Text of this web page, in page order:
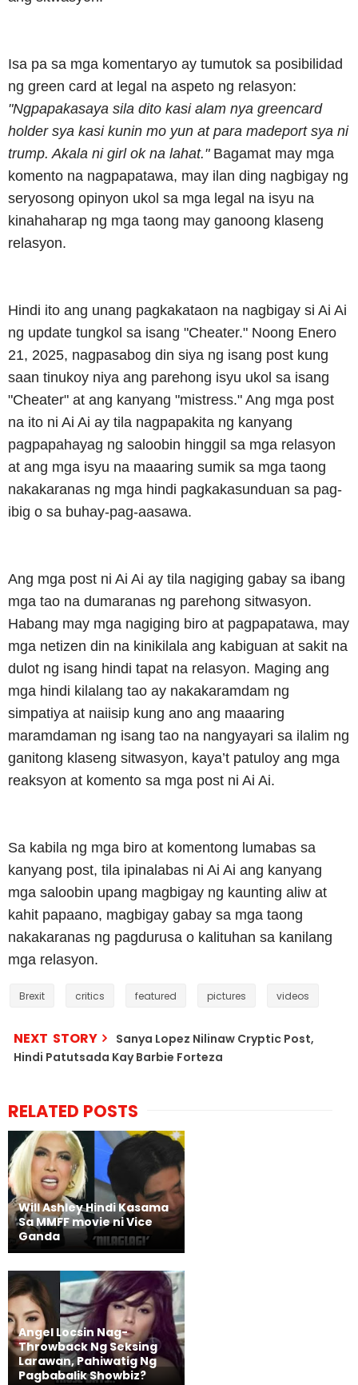
Isa pa sa mga komentaryo ay tumutok sa posibilidad
ng green card at legal na aspeto ng relasyon:
"Ngpapakasaya sila dito kasi alam nya greencard
holder sya kasi kunin mo yun at para madeport sya ni
trump. Akala ni girl ok na lahat."Bagamat may mga
komento na nagpapatawa, may ilan ding nagbigay ng
seryosong opinyon ukol sa mga legal na isyu na
kinahaharap ng mga taong may ganoong klaseng
relasyon.
Hindi ito ang unang pagkakataon na nagbigay si Ai Ai
ng update tungkol sa isang "Cheater." Noong Enero
21, 2025, nagpasabog din siya ng isang post kung
saan tinukoy niya ang parehong isyu ukol sa isang
"Cheater" at ang kanyang "mistress." Ang mga post
na ito ni Ai Ai ay tila nagpapakita ng kanyang
pagpapahayag ng saloobin hinggil sa mga relasyon
at ang mga isyu na maaaring sumik sa mga taong
nakakaranas ng mga hindi pagkakasunduan sa pag-
ibig o sa buhay-pag-aasawa.
Ang mga post ni Ai Ai ay tila nagiging gabay sa ibang
mga tao na dumaranas ng parehong sitwasyon.
Habang may mga nagiging biro at pagpapatawa, may
mga netizen din na kinikilala ang kabiguan at sakit na
dulot ng isang hindi tapat na relasyon. Maging ang
mga hindi kilalang tao ay nakakaramdam ng
simpatiya at naiisip kung ano ang maaaring
maramdaman ng isang tao na nangyayari sa ilalim ng
ganitong klaseng sitwasyon, kaya’t patuloy ang mga
reaksyon at komento sa mga post ni Ai Ai.
Sa kabila ng mga biro at komentong lumabas sa
kanyang post, tila ipinalabas ni Ai Ai ang kanyang
mga saloobin upang magbigay ng kaunting aliw at
kahit papaano, magbigay gabay sa mga taong
nakakaranas ng pagdurusa o kalituhan sa kanilang
mga relasyon.
Brexit critics featured pictures videos
NEXT STORY
Sanya Lopez Nilinaw Cryptic Post,
Hindi Patutsada Kay Barbie Forteza
RELATED POSTS
Will Ashley Hindi Kasama
Sa MMFF movie ni Vice
Ganda
Angel Locsin Nag-
Throwback Ng Seksing
Larawan, Pahiwatig Ng
Pagbabalik Showbiz?